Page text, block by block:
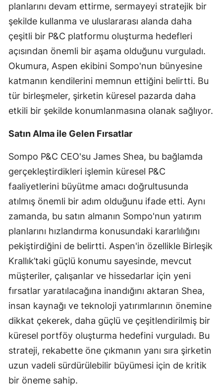
Van
Yozgat
Zonguldak
Aksaray
Bayburt
Karaman
Batman
Şırnak
Bartın
Ardahan
Iğdır
Yalova
Karabük
Kilis
Osmaniye
Düzce
planlarını devam ettirme, sermayeyi stratejik bir
şekilde kullanma ve uluslararası alanda daha
çeşitli bir P&C platformu oluşturma hedefleri
açısından önemli bir aşama olduğunu vurguladı.
Okumura, Aspen ekibini Sompo'nun bünyesine
katmanın kendilerini memnun ettiğini belirtti. Bu
tür birleşmeler, şirketin küresel pazarda daha
etkili bir şekilde konumlanmasına olanak sağlıyor.
Satın Alma ile Gelen Fırsatlar
Sompo P&C CEO'su James Shea, bu bağlamda
gerçekleştirdikleri işlemin küresel P&C
faaliyetlerini büyütme amacı doğrultusunda
atılmış önemli bir adım olduğunu ifade etti. Aynı
zamanda, bu satın almanın Sompo'nun yatırım
planlarını hızlandırma konusundaki kararlılığını
pekiştirdiğini de belirtti. Aspen'in özellikle Birleşik
Krallık’taki güçlü konumu sayesinde, mevcut
müşteriler, çalışanlar ve hissedarlar için yeni
fırsatlar yaratılacağına inandığını aktaran Shea,
insan kaynağı ve teknoloji yatırımlarının önemine
dikkat çekerek, daha güçlü ve çeşitlendirilmiş bir
küresel portföy oluşturma hedefini vurguladı. Bu
strateji, rekabette öne çıkmanın yanı sıra şirketin
uzun vadeli sürdürülebilir büyümesi için de kritik
bir öneme sahip.